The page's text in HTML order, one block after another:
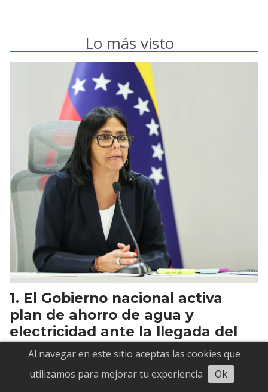
Lo más visto
El Gobierno nacional activa
plan de ahorro de agua y
electricidad ante la llegada del
fenómeno "Súper Niño"
Al navegar en este sitio aceptas las cookies que
utilizamos para mejorar tu experiencia
Ok